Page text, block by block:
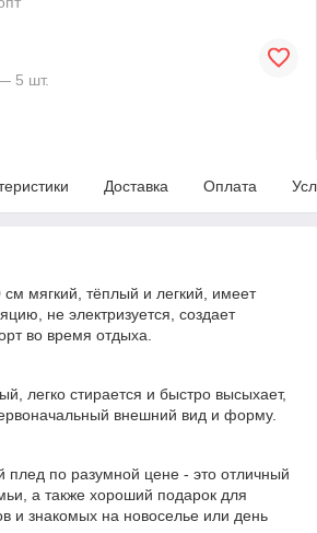
5 шт.
Доставка Оплата
мягкий, тёплый и легкий, имеет
не электризуется, создает
во время отдыха.
легко стирается и быстро высыхает,
внешний вид и форму.
плед по разумной цене - это отличный
а также хороший подарок для
и знакомых на новоселье или день